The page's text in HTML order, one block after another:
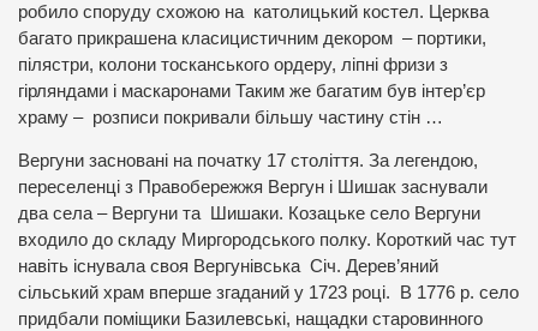
робило споруду схожою на католицький костел. Церква
багато прикрашена класицистичним декором – портики,
пілястри, колони тосканського ордеру, ліпні фризи з
гірляндами і маскаронами Таким же багатим був інтер’єр
храму – розписи покривали більшу частину стін …
Вергуни засновані на початку 17 століття. За легендою,
переселенці з Правобережжя Вергун і Шишак заснували
два села – Вергуни та Шишаки. Козацьке село Вергуни
входило до складу Миргородського полку. Короткий час тут
навіть існувала своя Вергунівська Січ. Дерев’яний
сільський храм вперше згаданий у 1723 році. В 1776 р. село
придбали поміщики Базилевські, нащадки старовинного